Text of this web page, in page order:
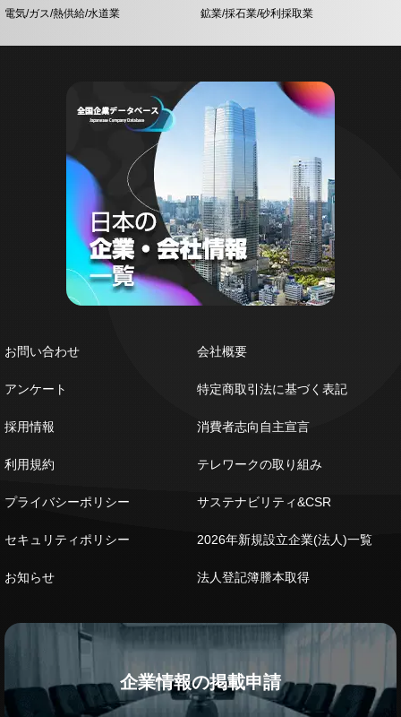
電気/ガス/熱供給/水道業
鉱業/採石業/砂利採取業
お問い合わせ
アンケート
採用情報
利用規約
プライバシーポリシー
セキュリティポリシー
お知らせ
会社概要
特定商取引法に基づく表記
消費者志向自主宣言
テレワークの取り組み
サステナビリティ&CSR
2026年新規設立企業(法人)一覧
法人登記簿謄本取得
企業情報の掲載申請